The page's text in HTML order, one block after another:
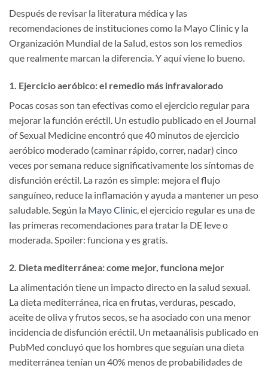
Después de revisar la literatura médica y las
recomendaciones de instituciones como la Mayo Clinic y la
Organización Mundial de la Salud, estos son los remedios
que realmente marcan la diferencia. Y aquí viene lo bueno.
1. Ejercicio aeróbico: el remedio más infravalorado
Pocas cosas son tan efectivas como el ejercicio regular para
mejorar la función eréctil. Un estudio publicado en el Journal
of Sexual Medicine encontró que 40 minutos de ejercicio
aeróbico moderado (caminar rápido, correr, nadar) cinco
veces por semana reduce significativamente los síntomas de
disfunción eréctil. La razón es simple: mejora el flujo
sanguíneo, reduce la inflamación y ayuda a mantener un peso
saludable. Según la Mayo Clinic, el ejercicio regular es una de
las primeras recomendaciones para tratar la DE leve o
moderada. Spoiler: funciona y es gratis.
2. Dieta mediterránea: come mejor, funciona mejor
La alimentación tiene un impacto directo en la salud sexual.
La dieta mediterránea, rica en frutas, verduras, pescado,
aceite de oliva y frutos secos, se ha asociado con una menor
incidencia de disfunción eréctil. Un metaanálisis publicado en
PubMed concluyó que los hombres que seguían una dieta
mediterránea tenían un 40% menos de probabilidades de